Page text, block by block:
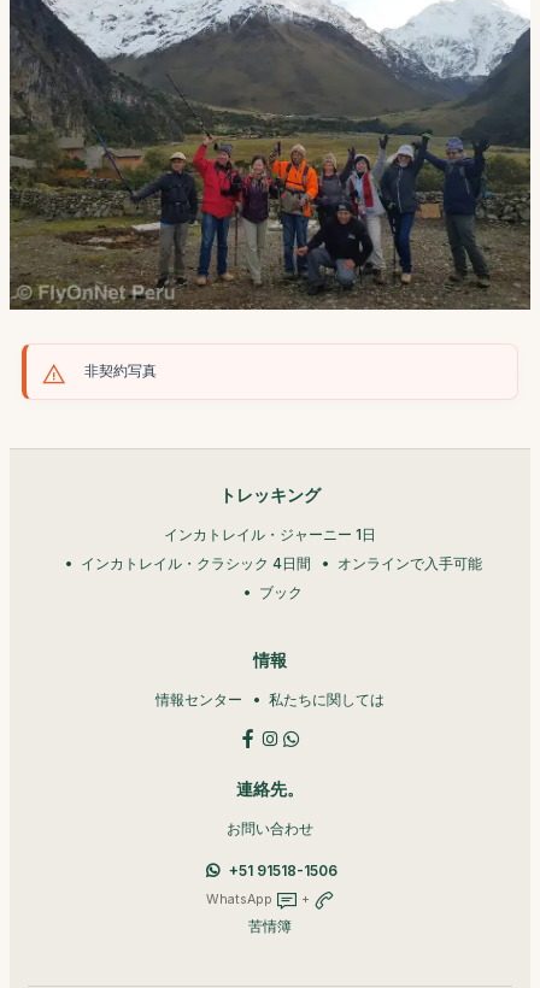
非契約写真
トレッキング
インカトレイル・ジャーニー 1日
インカトレイル・クラシック 4日間
オンラインで入手可能
ブック
情報
情報センター 私たちに関しては
連絡先。
お問い合わせ
+51 91518-1506
WhatsApp +
苦情簿